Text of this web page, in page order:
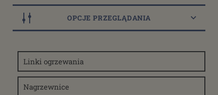
OPCJE PRZEGLĄDANIA
Dostępność
dostępny do 10 dni roboczych
dostępne: 1 szt.(1)
dostępne: 2 szt.
Linki ogrzewania
Nagrzewnice